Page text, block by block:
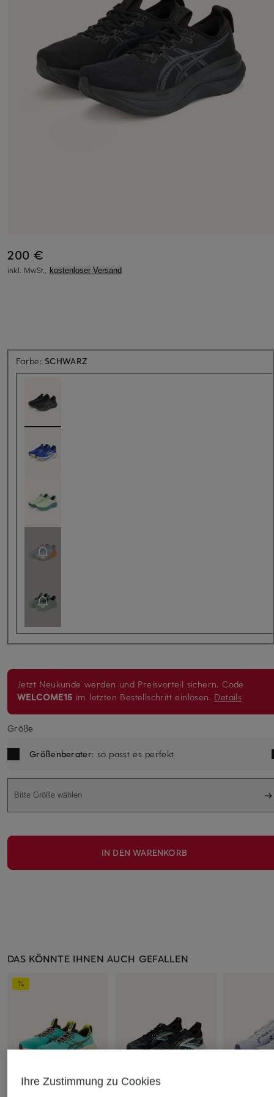
200 €
inkl. MwSt., kostenloser Versand
Farbe: SCHWARZ
Jetzt Neukunde werden und Preisvorteil sichern. Code
WELCOME15 im letzten Bestellschritt einlösen. Details
Größe
Größenberater: so passt es perfekt
Bitte Größe wählen
IN DEN WARENKORB
DAS KÖNNTE IHNEN AUCH GEFALLEN
Ihre Zustimmung zu Cookies